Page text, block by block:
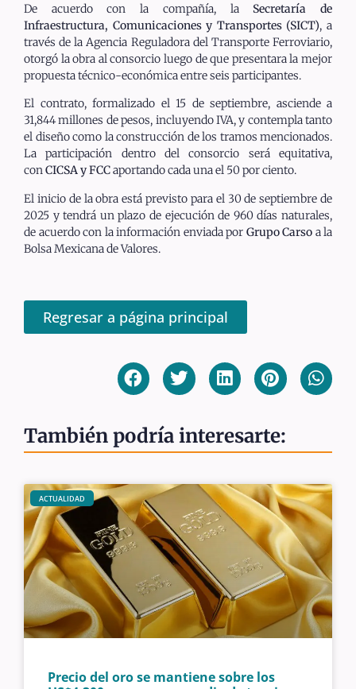
De acuerdo con la compañía, la Secretaría de
Infraestructura, Comunicaciones y Transportes (SICT), a
través de la Agencia Reguladora del Transporte Ferroviario,
otorgó la obra al consorcio luego de que presentara la mejor
propuesta técnico-económica entre seis participantes.
El contrato, formalizado el 15 de septiembre, asciende a
31,844 millones de pesos, incluyendo IVA, y contempla tanto
el diseño como la construcción de los tramos mencionados.
La participación dentro del consorcio será equitativa,
conCICSA y FCCaportando cada una el 50 por ciento.
El inicio de la obra está previsto para el 30 de septiembre de
2025 y tendrá un plazo de ejecución de 960 días naturales,
de acuerdo con la información enviada por Grupo Carso a la
Bolsa Mexicana de Valores.
Regresar a página principal
También podría interesarte:
ACTUALIDAD
Precio del oro se mantiene sobre los